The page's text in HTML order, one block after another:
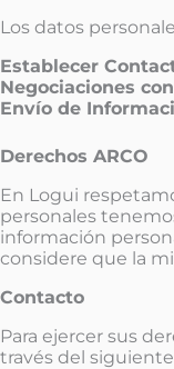
Los datos
Establecer
Negociaciones
Envío de
Derechos ARCO
En Logui
personales
información
considere que la
Contacto
Para ejercer sus
través del